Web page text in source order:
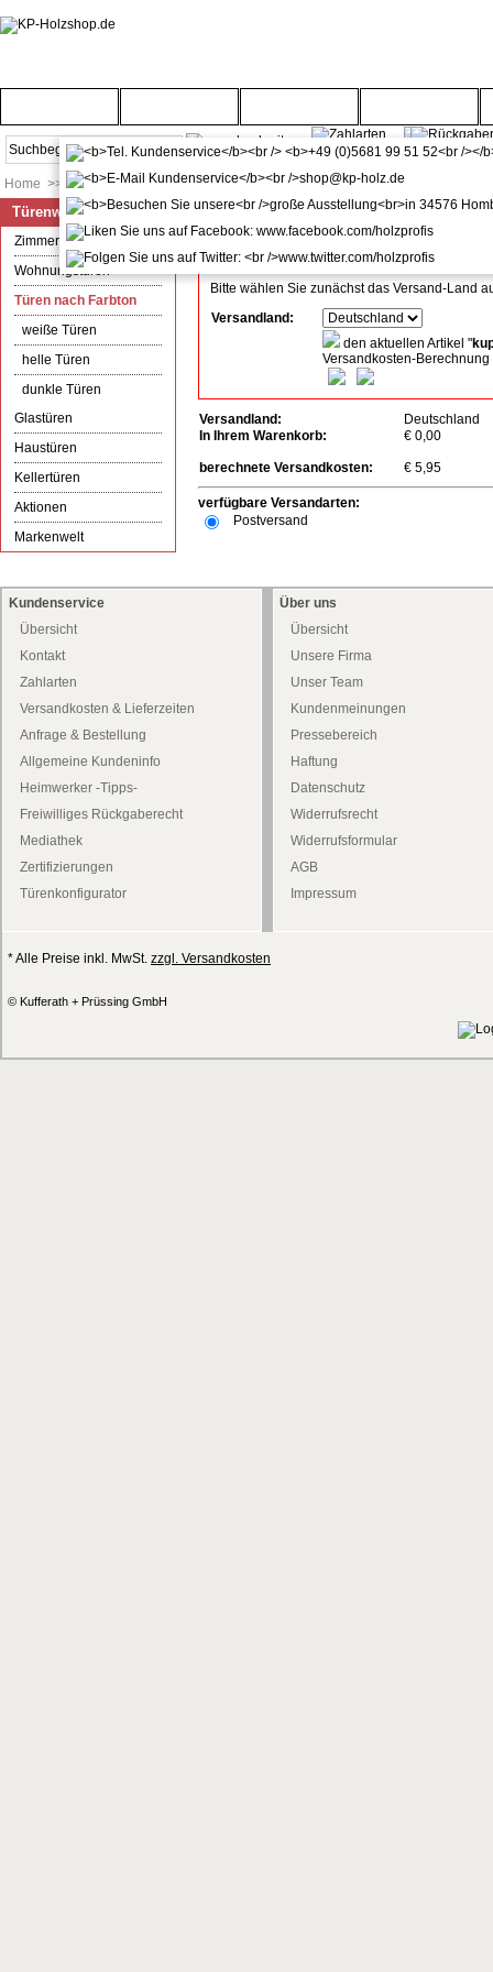
Home >> Türenwelt >> Türen nach Farbton
Versandkosten-Info
Alle angegebenen Preise verstehen sich inkl.
Bitte wählen Sie zunächst das Versand-Land
Versandland:
den aktuellen Artikel "
Versandkosten-
Versandland:
Deutschland
In Ihrem Warenkorb:
€ 0,00
berechnete Versandkosten: € 5,95
verfügbare Versandarten:
Postversand
Türenwelt
Zimmertüren
Wohnungstüren
Türen nach Farbton
weiße Türen
helle Türen
dunkle Türen
Glastüren
Haustüren
Kellertüren
Aktionen
Markenwelt
Kundenservice
Übersicht
Kontakt
Zahlarten
Versandkosten & Lieferzeiten
Anfrage & Bestellung
Allgemeine Kundeninfo
Heimwerker -Tipps-
Freiwilliges Rückgaberecht
Mediathek
Zertifizierungen
Türenkonfigurator
Über uns
Übersicht
Unsere Firma
Unser Team
Kundenmeinungen
Pressebereich
Haftung
Datenschutz
Widerrufsrecht
Widerrufsformular
AGB
Impressum
* Alle Preise inkl. MwSt. zzgl. Versandkosten
© Kufferath + Prüssing GmbH